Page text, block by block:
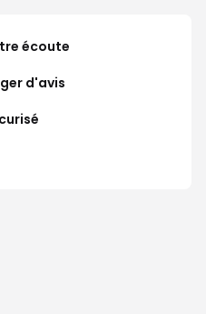
écoute
d'avis